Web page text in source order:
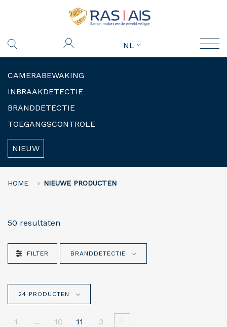
NL
CAMERABEWAKING
INBRAAKDETECTIE
BRANDDETECTIE
TOEGANGSCONTROLE
NIEUW
HOME NIEUWE PRODUCTEN
50 resultaten
FILTER BRANDDETECTIE
24 PRODUCTEN
1 ... 10 11 3